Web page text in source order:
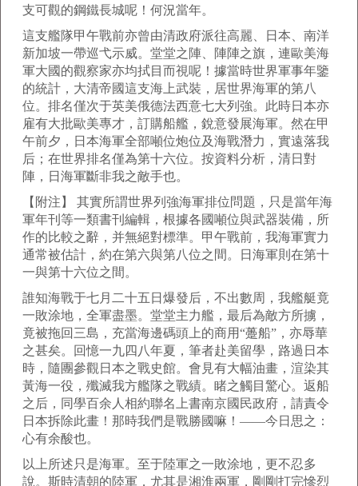
支可觀的鋼鐵長城呢！何況當年。
這支艦隊甲午戰前亦曾由清政府派往高麗、日本、南洋
新加坡一帶巡弋示威。堂堂之陣、陣陣之旗，連歐美海
軍大國的觀察家亦均拭目而視呢！據當時世界軍事年鑒
的統計，大清帝國這支海上武裝，居世界海軍的第八
位。排名僅次于英美俄德法西意七大列強。此時日本亦
雇有大批歐美專才，訂購船艦，銳意發展海軍。然在甲
午前夕，日本海軍全部噸位炮位及海戰潛力，實遠落我
后；在世界排名僅為第十六位。按資料分析，清日對
陣，日海軍斷非我之敵手也。
【附注】 其實所謂世界列強海軍排位問題，只是當年海
軍年刊等一類書刊編輯，根據各國噸位與武器裝備，所
作的比較之辭，并無絕對標準。甲午戰前，我海軍實力
通常被估計，約在第六與第八位之間。日海軍則在第十
一與第十六位之間。
誰知海戰于七月二十五日爆發后，不出數周，我艦艇竟
一敗涂地，全軍盡墨。堂堂主力艦，最后為敵方所擄，
竟被拖回三島，充當海邊碼頭上的商用“躉船”，亦辱華
之甚矣。回憶一九四八年夏，筆者赴美留學，路過日本
時，隨團參觀日本之戰史館。會見有大幅油畫，渲染其
黃海一役，殲滅我方艦隊之戰績。睹之觸目驚心。返船
之后，同學百余人相約聯名上書南京國民政府，請責令
日本拆除此畫！那時我們是戰勝國嘛！——今日思之：
心有余酸也。
以上所述只是海軍。至于陸軍之一敗涂地，更不忍多
說。斯時清朝的陸軍，尤其是湘淮兩軍，剛剛打完慘烈